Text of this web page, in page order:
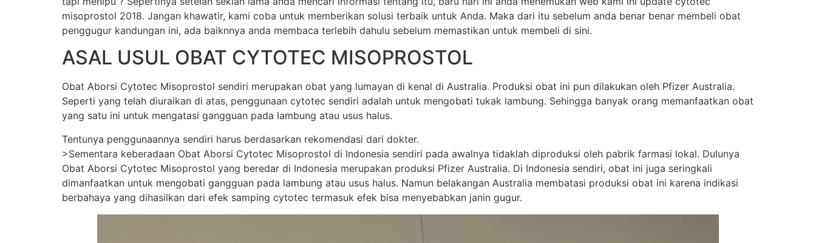
misoprostol 2018. Jangan khawatir, kami coba untuk memberikan solusi terbaik untuk Anda. Maka dari itu sebelum anda benar benar membeli obat
penggugur kandungan ini, ada baiknnya anda membaca terlebih dahulu sebelum memastikan untuk membeli di sini.
ASAL USUL OBAT CYTOTEC MISOPROSTOL
Obat Aborsi Cytotec Misoprostol sendiri merupakan obat yang lumayan di kenal di Australia. Produksi obat ini pun dilakukan oleh Pfizer Australia.
Seperti yang telah diuraikan di atas, penggunaan cytotec sendiri adalah untuk mengobati tukak lambung. Sehingga banyak orang memanfaatkan obat
yang satu ini untuk mengatasi gangguan pada lambung atau usus halus.
Tentunya penggunaannya sendiri harus berdasarkan rekomendasi dari dokter.
>Sementara keberadaan Obat Aborsi Cytotec Misoprostol di Indonesia sendiri pada awalnya tidaklah diproduksi oleh pabrik farmasi lokal. Dulunya
Obat Aborsi Cytotec Misoprostol yang beredar di Indonesia merupakan produksi Pfizer Australia. Di Indonesia sendiri, obat ini juga seringkali
dimanfaatkan untuk mengobati gangguan pada lambung atau usus halus. Namun belakangan Australia membatasi produksi obat ini karena indikasi
berbahaya yang dihasilkan dari efek samping cytotec termasuk efek bisa menyebabkan janin gugur.